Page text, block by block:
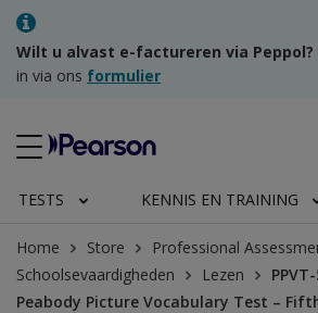
Wilt u alvast e-factureren via Peppol?
in via ons formulier
TESTS KENNIS EN TRAINING
Home Store
Professional
Schoolsevaardigheden
Lezen
Peabody Picture Vocabulary Test –